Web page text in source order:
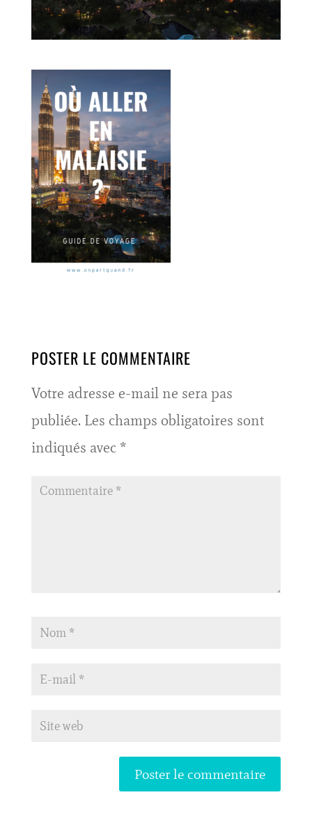
POSTER LE COMMENTAIRE
Votre adresse e-mail ne sera pas
publiée. Les champs obligatoires sont
indiqués avec *